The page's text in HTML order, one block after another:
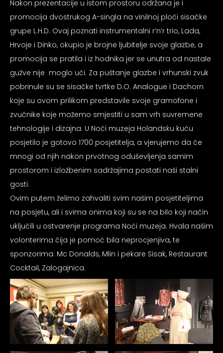
Nakon prezentacije u istom prostoru održana je i
promocija dvostrukog A-singla na vinilnoj ploči sisačke
grupe L.H.D. Ovaj poznati instrumentalni r’n’r trio, Lada,
Hrvoje i Dinko, okupio je brojne ljubitelje svoje glazbe, a
promocija se pratila i iz hodnika jer se unutra od nastale
gužve nije moglo ući. Za puštanje glazbe i vrhunski zvuk
pobrinule su se sisačke tvrtke D.O. Analogue i Dachorn
koje su ovom prilikom predstavile svoje gramofone i
zvučnike koje možemo smjestiti u sam vrh suvremene
tehnologije i dizajna. U Noći muzeja Holandsku kuću
posjetilo je gotovo 1700 posjetitelja, a vjerujemo da će
mnogi od njih nakon prvotnog oduševljenja samim
prostorom i izložbenim sadržajima postati naši stalni
gosti.
Ovim putem želimo zahvaliti svim našim posjetiteljima
na posjetu, ali i svima onima koji su se na bilo koji način
uključili u ostvarenje programa Noći muzeja. Hvala našim
volonterima čija je pomoć bila neprocjenjiva, te
sponzorima: Mc Donalds, Mlin i pekare Sisak, Restaurant
Cocktail, Zalogajnica.